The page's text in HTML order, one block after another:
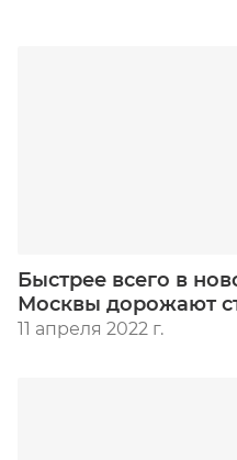
Быстрее всего в
Москвы дорожают
11 апреля 2022 г.